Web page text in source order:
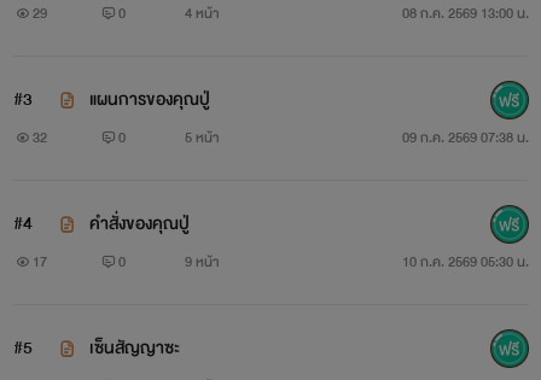
29 0 4 หน้า 08 ก.ค. 2569 13:00 น.
#3 แผนการของคุณปู่
32 0 5 หน้า 09 ก.ค. 2569 07:38 น.
#4 คำสั่งของคุณปู่
17 0 9 หน้า 10 ก.ค. 2569 05:30 น.
#5 เซ็นสัญญาซะ